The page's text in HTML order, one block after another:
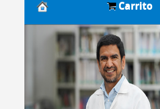
Biblioteca
Central
EsSalud
Carrito